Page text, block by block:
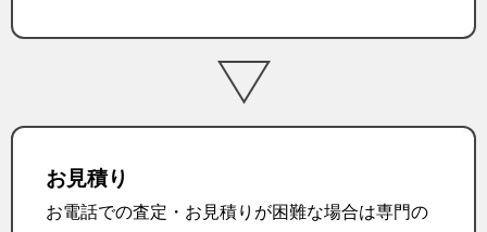
お見積り
お電話での査定・お見積りが困難な場合は専門の